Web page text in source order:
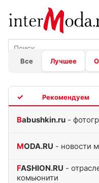
Все Лучшее
Babushkin.ru -
MODA.RU - новости
FASHION.RU -
комьюнити